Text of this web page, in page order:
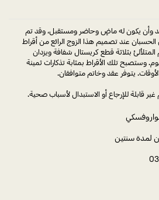
قابلة للإرجاع أو الاستبدال لأسباب صحية.
لمدة سنتين